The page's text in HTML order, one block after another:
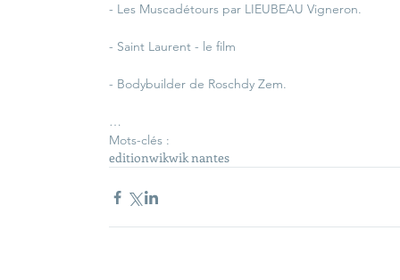
- Les Muscadétours par LIEUBEAU Vigneron.
- Saint Laurent - le film
- Bodybuilder de Roschdy Zem.
…
Mots-clés :
editionwikwik nantes